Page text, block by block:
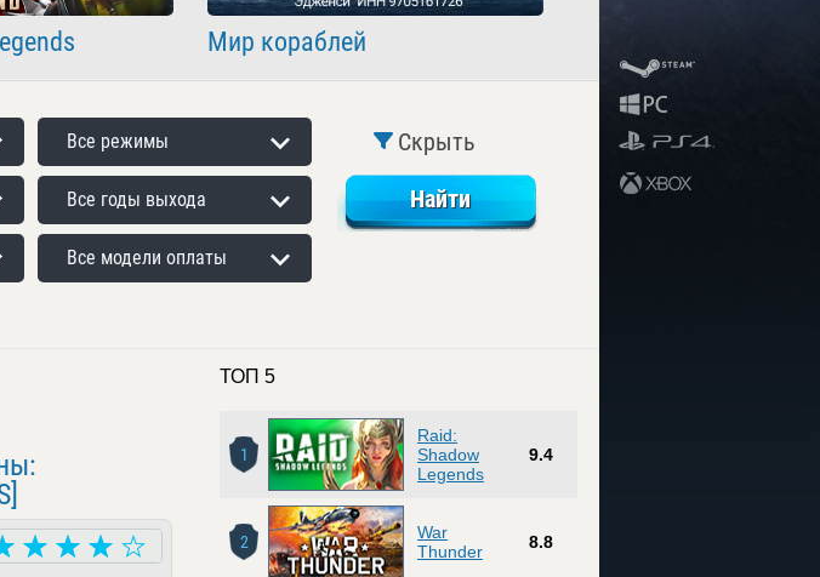
Мир кораблей
Все режимы
Все годы выхода
Все модели оплаты
Скрыть
ТОП 5
1
Raid:
Shadow
Legends
9.4
2
War
Thunder
8.8